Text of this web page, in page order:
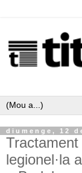
diumenge, 12
legionel·la